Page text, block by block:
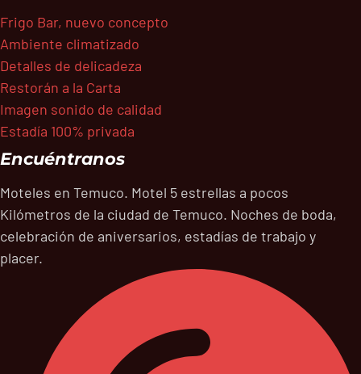
Frigo Bar, nuevo concepto
Ambiente climatizado
Detalles de delicadeza
Restorán a la Carta
Imagen sonido de calidad
Estadía 100% privada
Encuéntranos
Moteles en Temuco. Motel 5 estrellas a pocos
Kilómetros de la ciudad de Temuco. Noches de boda,
celebración de aniversarios, estadías de trabajo y
placer.